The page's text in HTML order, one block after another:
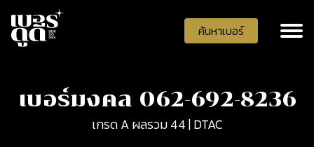
ค้นหาเบอร์
เบอร์มงคล 062-692-8236
เกรด A ผลรวม 44 | DTAC